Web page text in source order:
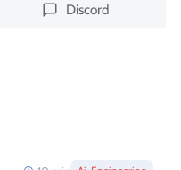
Discord